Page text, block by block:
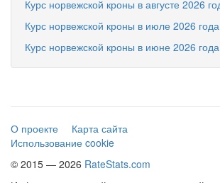
Курс норвежской кроны в августе 2026
Курс норвежской кроны в июле 2026 года
Курс норвежской кроны в июне 2026 года
О проекте
Карта сайта
Использование cookie
© 2015 — 2026 RateStats.com